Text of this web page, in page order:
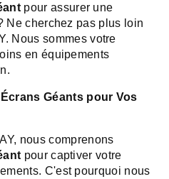
pour assurer une
Ne cherchez pas plus loin
Nous sommes votre
en équipements
Géants pour Vos
nous comprenons
pour captiver votre
C'est pourquoi nous